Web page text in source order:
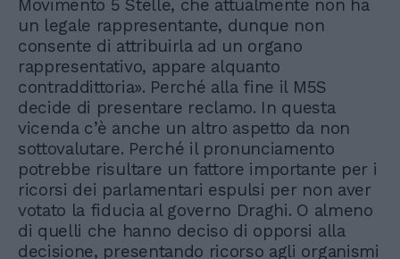
Movimento 5 Stelle, che attualmente non ha
un legale rappresentante, dunque non
consente di attribuirla ad un organo
rappresentativo, appare alquanto
contraddittoria». Perché alla fine il M5S
decide di presentare reclamo. In questa
vicenda c’è anche un altro aspetto da non
sottovalutare. Perché il pronunciamento
potrebbe risultare un fattore importante per i
ricorsi dei parlamentari espulsi per non aver
votato la fiducia al governo Draghi. O almeno
di quelli che hanno deciso di opporsi alla
decisione, presentando ricorso agli organismi